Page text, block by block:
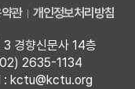
관 개인정보처리방침
경향신문사 14층
2635-1134
: kctu@kctu.org